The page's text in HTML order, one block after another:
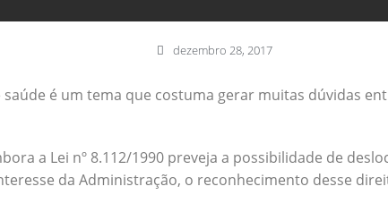
dezembro 28, 2017
é um tema que costuma gerar muitas dúvidas
a Lei nº 8.112/1990 preveja a possibilidade de
da Administração, o reconhecimento desse